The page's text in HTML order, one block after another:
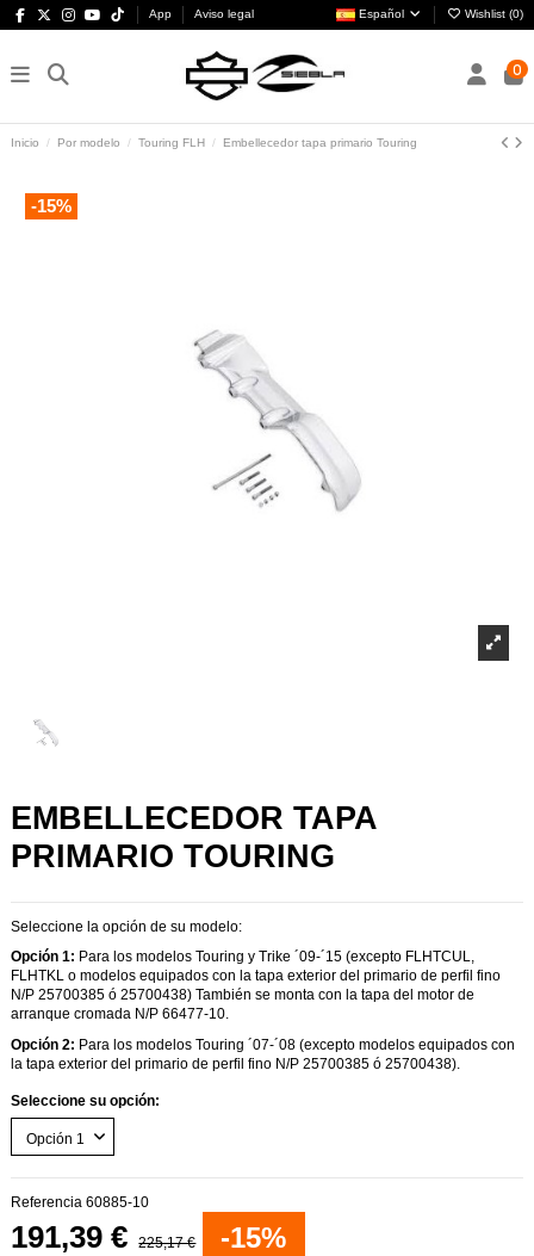
App Aviso legal Español Wishlist (0)
0
Inicio Por modelo Touring FLH Embellecedor tapa primario Touring
-15%
EMBELLECEDOR TAPA
PRIMARIO TOURING
Seleccione la opción de su modelo:
Opción 1: Para los modelos Touring y Trike ´09-´15 (excepto FLHTCUL,
FLHTKL o modelos equipados con la tapa exterior del primario de perfil fino
N/P 25700385 ó 25700438) También se monta con la tapa del motor de
arranque cromada N/P 66477-10.
Opción 2: Para los modelos Touring ´07-´08 (excepto modelos equipados con
la tapa exterior del primario de perfil fino N/P 25700385 ó 25700438).
Seleccione su opción:
Referencia 60885-10
191,39 € 225,17 € -15%